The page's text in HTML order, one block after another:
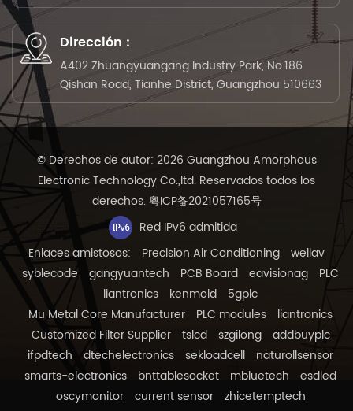
Dirección :
A402 Zhuangyuangang Industry Park, No.186
Qishan Road, Tianhe District, Guangzhou 510663
© Derechos de autor: 2026 Guangzhou Amorphous
Electronic Technology Co.,ltd. Reservados todos los
derechos.粤ICP备2021057165号
Red IPv6 admitida
Enlaces amistosos:
Precision Air Conditioning
wellav
syblecode
gangyuantech PCB Board eavisionag
PLC
liantronics
kenmold
5gplc
Mu Metal Core Manufacturer
PLC modules
liantronics
Customized Filter Supplier
tslcd szgilong
addbuyplc
ifpdtech
dtechelectronics sekloadcell
naturollsensor
smarts-electronics
bnttablesocket mbluetech
esdled
oscymonitor
current sensor
zhicetemptech